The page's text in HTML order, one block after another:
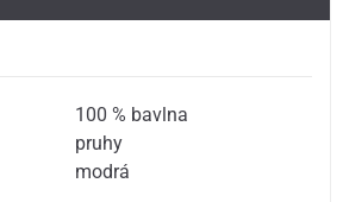
100 % bavlna
pruhy
modrá